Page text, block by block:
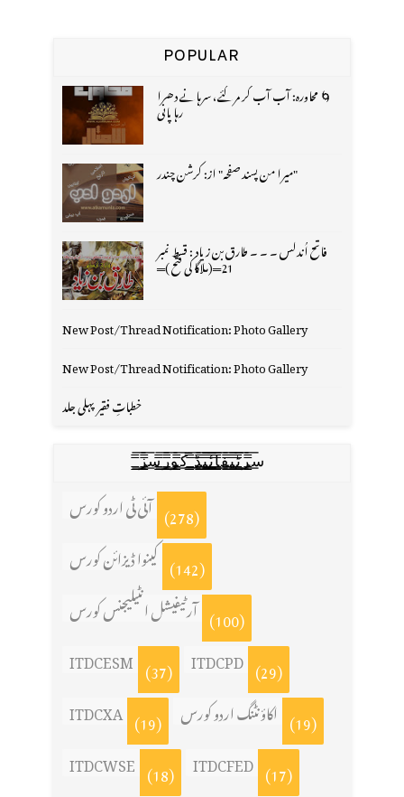
POPULAR
🌀 محاورہ: آب آب کر مر گئے، سرہانے دھرا
رہا پانی
"میرا من پسند صفحہ" از: کرشن چندر
فاتح اُندلس ۔ ۔ ۔ طارق بن زیاد : قسط نمبر
21═(ملاگا کی فتح )═
New Post/Thread Notification: Photo Gallery
New Post/Thread Notification: Photo Gallery
خطباتِ فقیر پہلی جلد
س̳̿͟͞ر̳̿͟͞ٹ̳̿͟͞ی̳̿͟͞ف̳̿͟͞ا̳̿͟͞ي̳̳̿ٔ̿͟͟͞͞ی̳̿͟͞ڈ̳̿͟͞ ̳̿͟͞ک̳̿͟͞و̳̿͟͞ر̳̿͟͞س̳̿͟͞ز̳̿͟͞
آئی ٹی اردو کورس (278)
کینوا ڈیزائن کورس (142)
آرٹیفیشل انٹیلیجنس کورس (100)
ITDCESM (37) ITDCPD (29)
ITDCXA (19) اکاؤنٹنگ اردو کورس (19)
ITDCWSE (18) ITDCFED (17)